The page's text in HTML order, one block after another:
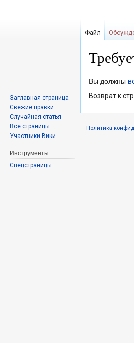
Перейти
к
Перейти
к
Вы должны
Возврат к
Файл
Заглавная страница
Свежие правки
Случайная статья
Все страницы
Участники Вики
Инструменты
Спецстраницы
Политика